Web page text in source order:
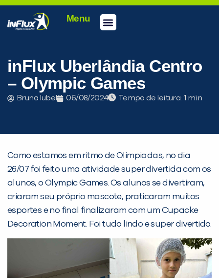
Menu
inFlux Uberlândia Centro
– Olympic Games
Bruna Iubel 06/08/2024 Tempo de leitura:
Como estamos em ritmo de Olimpiadas, no dia
26/07 foi feito uma atividade super divertida com os
alunos, o Olympic Games. Os alunos se divertiram,
criaram seu próprio mascote, praticaram muitos
esportes e no final finalizaram com um Cupacke
Decoration Moment. Foi tudo lindo e super divertido.
PEÇA UMA DEMONSTRAÇÃO DE MÉTODO
Desculpe!
Não encontramos nenhuma unidade
inFlux nesta cidade ou bairro que